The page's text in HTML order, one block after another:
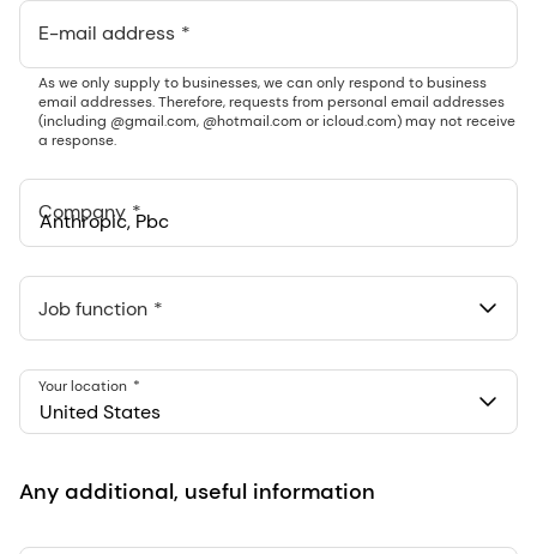
E-mail address
As we only supply to businesses, we can only respond to business
email addresses. Therefore, requests from personal email addresses
(including @gmail.com, @hotmail.com or icloud.com) may not receive
a response.
Company
548 Market St Pmb 90375, San Francisco, California, US
Job function
United States
Your location
Any additional, useful information